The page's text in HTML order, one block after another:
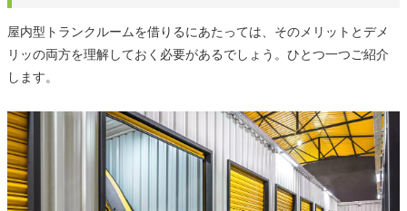
屋内型トランクルームを借りるにあたっては、そのメリットとデメ
リッの両方を理解しておく必要があるでしょう。ひとつ一つご紹介
します。